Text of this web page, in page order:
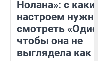
Нолана»: с
настроем
смотреть
чтобы она не
выглядела как